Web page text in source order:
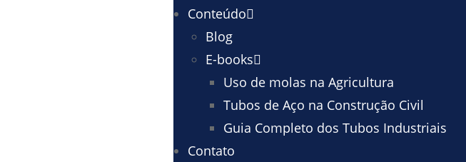
Conteúdo
Blog
E-books
Uso de molas na Agricultura
Tubos de Aço na Construção Civil
Guia Completo dos Tubos Industriais
Contato